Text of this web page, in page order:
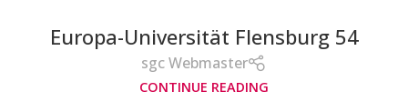
Europa-Universität Flensburg 54
sgc Webmaster
CONTINUE READING